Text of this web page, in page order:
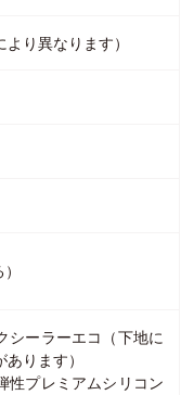
り異なります）
シーラーエコ（下地に
ります）
性プレミアムシリコン